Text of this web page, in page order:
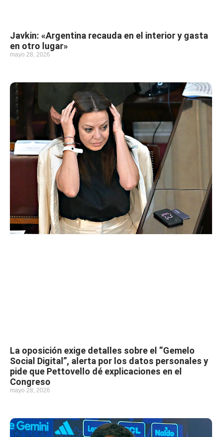
Javkin: «Argentina recauda en el interior y gasta
en otro lugar»
mayo 28, 2026
La oposición exige detalles sobre el “Gemelo
Social Digital”, alerta por los datos personales y
pide que Pettovello dé explicaciones en el
Congreso
mayo 28, 2026